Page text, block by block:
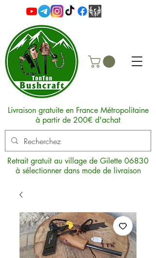
Livraison gratuite en France Métropolitaine
à partir de 200€ d'achat
Retrait gratuit au village de Gilette 06830
à sélectionner dans mode de livraison